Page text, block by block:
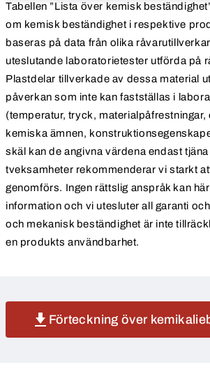
Tabellen ”Lista över kemisk
om kemisk beständighet i respektive
baseras på data från olika
uteslutande laboratorietester utförda på
Plastdelar tillverkade av dessa material
påverkan som inte kan fastställas i
(temperatur, tryck, materialpåfrestningar,
kemiska ämnen,
skäl kan de angivna värdena endast
tveksamheter rekommenderar vi starkt
genomförs. Ingen rättslig anspråk kan
information och vi utesluter all garanti
och mekanisk beständighet är inte
en produkts användbarhet.
Förteckning över